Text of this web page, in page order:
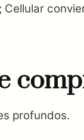
profundos.